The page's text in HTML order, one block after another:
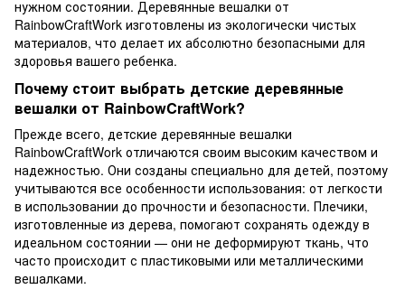
нужном состоянии. Деревянные вешалки от
RainbowCraftWork изготовлены из экологически чистых
материалов, что делает их абсолютно безопасными для
здоровья вашего ребенка.
Почему стоит выбрать детские деревянные
вешалки от RainbowCraftWork?
Прежде всего, детские деревянные вешалки
RainbowCraftWork отличаются своим высоким качеством и
надежностью. Они созданы специально для детей, поэтому
учитываются все особенности использования: от легкости
в использовании до прочности и безопасности. Плечики,
изготовленные из дерева, помогают сохранять одежду в
идеальном состоянии — они не деформируют ткань, что
часто происходит с пластиковыми или металлическими
вешалками.